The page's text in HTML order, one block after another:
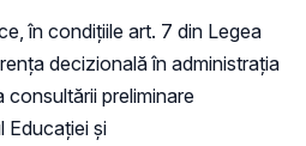
în condiţiile art. 7 din Legea
decizională în administraţia
consultării preliminare
Educaţiei și